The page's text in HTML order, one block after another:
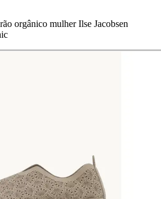
orgânico mulher Ilse Jacobsen